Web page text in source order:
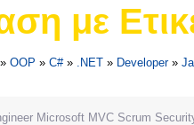
με
» OOP » C#» .NET » Developer»
Microsoft MVC Scrum